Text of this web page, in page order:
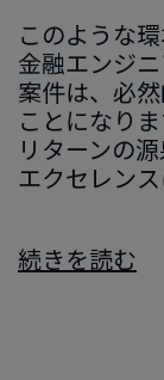
このような​環
金融エンジ
案件は、​必
ことになり
リターンの​
エクセレンス
続きを​読む